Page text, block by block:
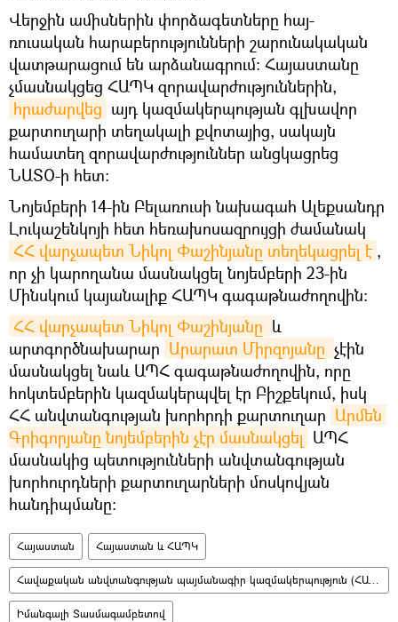
Վերջին ամիսներին փորձագետները հայ-
ռուսական հարաբերությունների շարունակական
վատթարացում են արձանագրում։ Հայաստանը
չմասնակցեց ՀԱՊԿ զորավարժություններին,
հրաժարվեց այդ կազմակերպության գլխավոր
քարտուղարի տեղակալի քվոտայից, սակայն
համատեղ զորավարժություններ անցկացրեց
ՆԱՏՕ-ի հետ։
Նոյեմբերի 14-ին Բելառուսի նախագահ Ալեքսանդր
Լուկաշենկոյի հետ հեռախոսազրույցի ժամանակ
ՀՀ վարչապետ Նիկոլ Փաշինյանը տեղեկացրել է ,
որ չի կարողանա մասնակցել նոյեմբերի 23-ին
Մինսկում կայանալիք ՀԱՊԿ գագաթնաժողովին։
ՀՀ վարչապետ Նիկոլ Փաշինյանը և
արտգործնախարար Արարատ Միրզոյանը չէին
մասնակցել նաև ԱՊՀ գագաթնաժողովին, որը
հոկտեմբերին կազմակերպվել էր Բիշքեկում, իսկ
ՀՀ անվտանգության խորհրդի քարտուղար Արմեն
Գրիգորյանը նոյեմբերին չէր մասնակցել ԱՊՀ
մասնակից պետությունների անվտանգության
խորհուրդների քարտուղարների մոսկովյան
հանդիպմանը։
Հայաստան Հայաստան և ՀԱՊԿ
Հավաքական անվտանգության պայմանագիր կազմակերպություն (ՀԱՊԿ)
Իմանգալի Տասմագամբետով